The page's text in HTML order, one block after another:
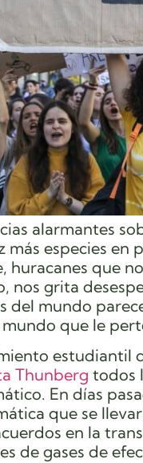
alarmantes
especies
huracanes que
nos grita
del mundo
que le
estudiantil
Thunberg todos
En días
que se
en la
de gases de